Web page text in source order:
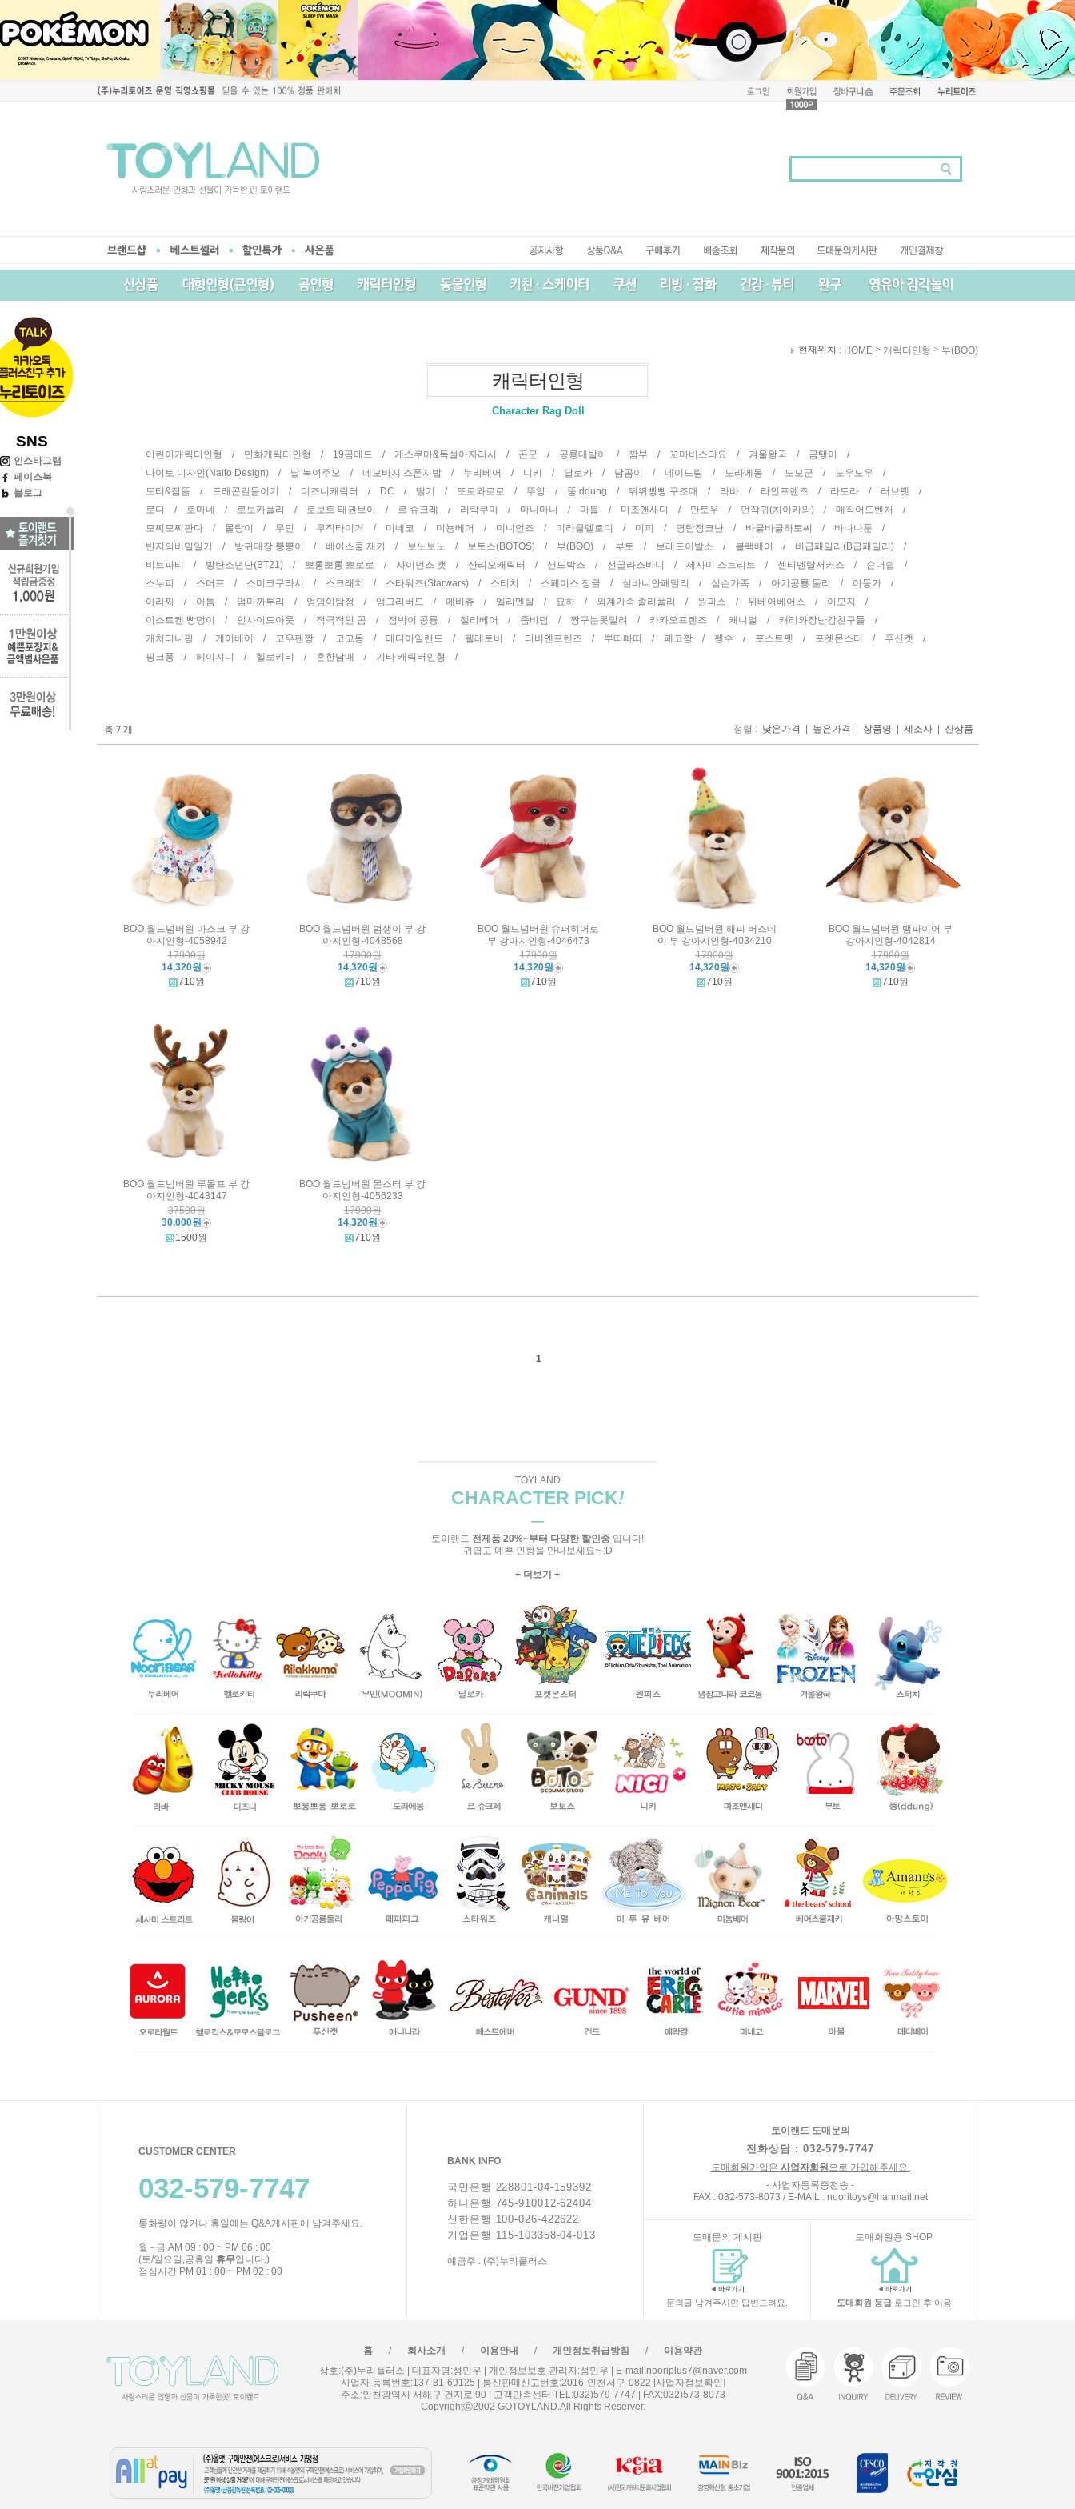
SNS
인스타그램
페이스북
블로그
현재위치 : HOME > 캐릭터인형 > 부(BOO)
캐릭터인형
Character Rag Doll
어린이캐릭터인형 / 만화캐릭터인형 / 19곰테드 / 게스쿠마&독설아자라시 / 곤군 / 공룡대발이 / 깜부 / 꼬마버스타요 / 겨울왕국 / 곰탱이 /
나이토 디자인(Naito Design) / 날 녹여주오 / 네모바지 스폰지밥 / 누리베어 / 니키 / 달로카 / 담곰이 / 데이드림 / 도라에몽 / 도모군 / 도우도우 /
도티&잠뜰 / 드래곤길들이기 / 디즈니캐릭터 / DC / 딸기 / 또로와로로 / 뚜앙 / 뚱 ddung / 뛰뛰빵빵 구조대 / 라바 / 라인프렌즈 / 라토라 / 러브펫 /
로디 / 로마네 / 로보카폴리 / 로보트 태권브이 / 르 슈크레 / 리락쿠마 / 마니마니 / 마블 / 마조앤새디 / 만토우 / 먼작귀(치이카와) / 매직어드벤처 /
모찌모찌판다 / 몰랑이 / 무민 / 무직타이거 / 미네코 / 미뇽베어 / 미니언즈 / 미라클멜로디 / 미피 / 명탐정코난 / 바글바글하토씨 / 바나나툰 /
반지의비밀일기 / 방귀대장 뿡뿡이 / 베어스쿨 재키 / 보노보노 / 보토스(BOTOS) / 부(BOO) / 부토 / 브레드이발소 / 블랙베어 / 비급패밀리(B급패밀리) /
비트파티 / 방탄소년단(BT21) / 뽀롱뽀롱 뽀로로 / 사이먼스 캣 / 산리오캐릭터 / 샌드박스 / 선글라스바니 / 세사미 스트리트 / 센티멘탈서커스 / 숀더쉽 /
스누피 / 스머프 / 스미코구라시 / 스크래치 / 스타워즈(Starwars) / 스티치 / 스페이스 정글 / 실바니안패밀리 / 심슨가족 / 아기공룡 둘리 / 아둥가 /
아라찌 / 아톰 / 엄마까투리 / 엉덩이탐정 / 앵그리버드 / 에비츄 / 엘리멘탈 / 요하 / 외계가족 졸리폴리 / 원피스 / 위베어베어스 / 이모지 /
이스트켄 빵멍이 / 인사이드아웃 / 적극적인 곰 / 점박이 공룡 / 젤리베어 / 좀비덤 / 짱구는못말려 / 카카오프렌즈 / 캐니멀 / 캐리와장난감친구들 /
캐치티니핑 / 케어베어 / 코우펜짱 / 코코몽 / 테디아일랜드 / 텔레토비 / 티비엔프렌즈 / 뿌띠빠띠 / 페코짱 / 펭수 / 포스트펫 / 포켓몬스터 / 푸신캣 /
핑크퐁 / 헤이지니 / 헬로키티 / 흔한남매 / 기타 캐릭터인형 /
총 7 개 정렬 : 낮은가격 높은가격 상품명 제조사 신상품
BOO 월드넘버원 마스크 부 강
아지인형-4058942
17900원
14,320원
710원
BOO 월드넘버원 범생이 부 강
아지인형-4048568
17900원
14,320원
710원
BOO 월드넘버원 슈퍼히어로
부 강아지인형-4046473
17900원
14,320원
710원
BOO 월드넘버원 해피 버스데
이 부 강아지인형-4034210
17900원
14,320원
710원
BOO 월드넘버원 뱀파이어 부
강아지인형-4042814
17900원
14,320원
710원
BOO 월드넘버원 루돌프 부 강
아지인형-4043147
37500원
30,000원
1500원
BOO 월드넘버원 몬스터 부 강
아지인형-4056233
17900원
14,320원
710원
1
TOYLAND
CHARACTER PICK!
─
토이랜드 전제품 20%~부터 다양한 할인중 입니다!
귀엽고 예쁜 인형을 만나보세요~ :D
+ 더보기 +
CUSTOMER CENTER
032-579-7747
통화량이 많거나 휴일에는 Q&A게시판에 남겨주세요.
월 - 금 AM 09 : 00 ~ PM 06 : 00
(토/일요일,공휴일 휴무입니다.)
점심시간 PM 01 : 00 ~ PM 02 : 00
BANK INFO
국민은행 228801-04-159392
하나은행 745-910012-62404
신한은행 100-026-422622
기업은행 115-103358-04-013
예금주 : (주)누리플러스
토이랜드 도매문의
전화상담 : 032-579-7747
도매회원가입은 사업자회원 으로 가입해주세요.
- 사업자등록증전송 -
FAX : 032-573-8073 / E-MAIL : nooritoys@hanmail.net
도매문의 게시판
문의글 남겨주시면 답변드려요.
도매회원용 SHOP
도매회원 등급로그인 후 이용
홈 / 회사소개 / 이용안내 / 개인정보취급방침 /
이용약관
상호:(주)누리플러스 | 대표자명:성민우 | 개인정보보호 관리자:성민우 | E-mail:nooriplus7@naver.com
사업자 등록번호:137-81-69125 | 통신판매신고번호:2016-인천서구-0822 [사업자정보확인]
주소:인천광역시 서해구 건지로 90 | 고객만족센터 TEL:032)579-7747 | FAX:032)573-8073
Copyrightⓒ2002 GOTOYLAND.All Rights Reserver.